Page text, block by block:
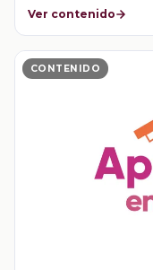
Ver contenido
CONTENIDO